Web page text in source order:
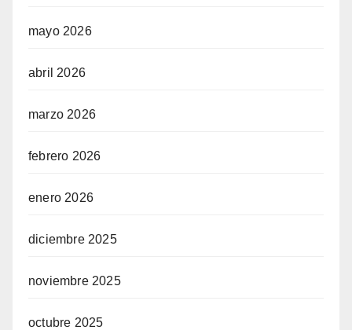
mayo 2026
abril 2026
marzo 2026
febrero 2026
enero 2026
diciembre 2025
noviembre 2025
octubre 2025